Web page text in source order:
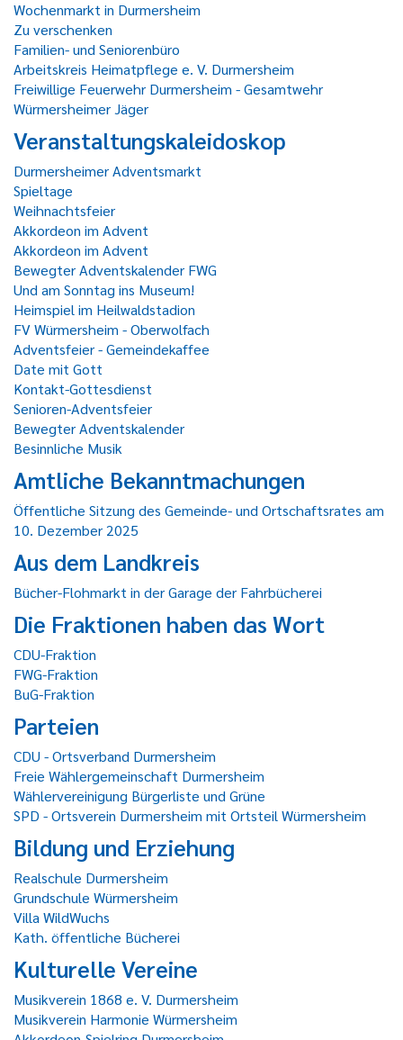
Wochenmarkt in Durmersheim
Zu verschenken
Familien- und Seniorenbüro
Arbeitskreis Heimatpflege e. V. Durmersheim
Freiwillige Feuerwehr Durmersheim - Gesamtwehr
Würmersheimer Jäger
Veranstaltungskaleidoskop
Durmersheimer Adventsmarkt
Spieltage
Weihnachtsfeier
Akkordeon im Advent
Akkordeon im Advent
Bewegter Adventskalender FWG
Und am Sonntag ins Museum!
Heimspiel im Heilwaldstadion
FV Würmersheim - Oberwolfach
Adventsfeier - Gemeindekaffee
Date mit Gott
Kontakt-Gottesdienst
Senioren-Adventsfeier
Bewegter Adventskalender
Besinnliche Musik
Amtliche Bekanntmachungen
Öffentliche Sitzung des Gemeinde- und Ortschaftsrates am
10. Dezember 2025
Aus dem Landkreis
Bücher-Flohmarkt in der Garage der Fahrbücherei
Die Fraktionen haben das Wort
CDU-Fraktion
FWG-Fraktion
BuG-Fraktion
Parteien
CDU - Ortsverband Durmersheim
Freie Wählergemeinschaft Durmersheim
Wählervereinigung Bürgerliste und Grüne
SPD - Ortsverein Durmersheim mit Ortsteil Würmersheim
Bildung und Erziehung
Realschule Durmersheim
Grundschule Würmersheim
Villa WildWuchs
Kath. öffentliche Bücherei
Kulturelle Vereine
Musikverein 1868 e. V. Durmersheim
Musikverein Harmonie Würmersheim